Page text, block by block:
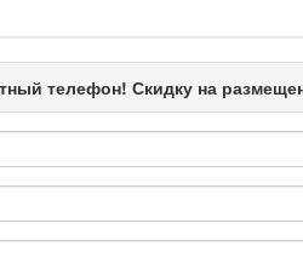
телефон! Скидку на